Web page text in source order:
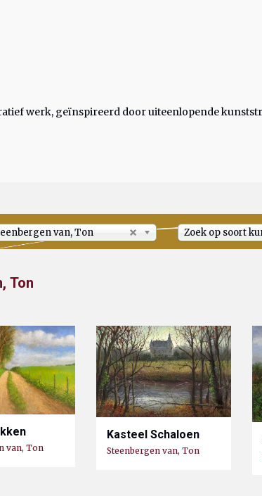
werk, geïnspireerd door uiteenlopende
van, Ton Zoek op soort
Ton
van, Ton
Kasteel Schaloen
Steenbergen van, Ton